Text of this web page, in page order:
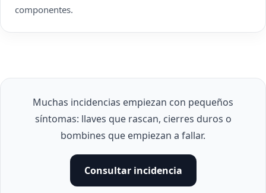
componentes.
Muchas incidencias empiezan con pequeños
síntomas: llaves que rascan, cierres duros o
bombines que empiezan a fallar.
Consultar incidencia